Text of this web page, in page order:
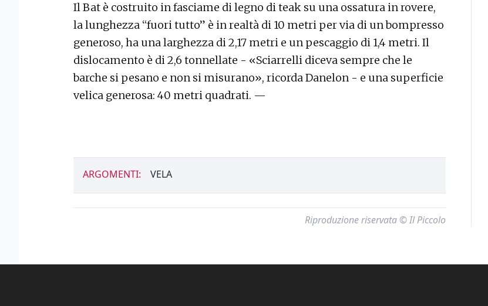
Il Bat è costruito in fasciame di legno di teak su una ossatura in rovere,
la lunghezza “fuori tutto” è in realtà di 10 metri per via di un bompresso
generoso, ha una larghezza di 2,17 metri e un pescaggio di 1,4 metri. Il
dislocamento è di 2,6 tonnellate - «Sciarrelli diceva sempre che le
barche si pesano e non si misurano», ricorda Danelon - e una superficie
velica generosa: 40 metri quadrati. —
ARGOMENTI: VELA
Riproduzione riservata © Il Piccolo